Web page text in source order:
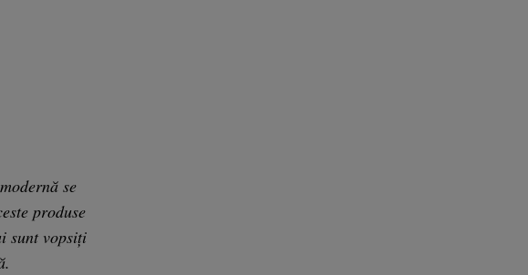
se
produse
sunt vopsiți